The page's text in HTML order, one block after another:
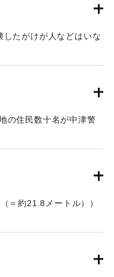
たがけが人などはいな
の住民数十名が中津警
大きく、浸水家屋が
地である橋の上に不自然
ためとして、その不当
れてきたが、費用など
＝約21.8メートル））